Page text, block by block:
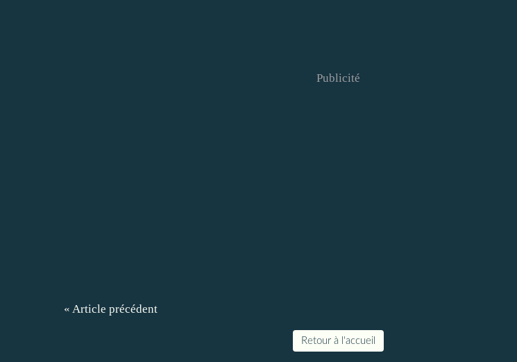
Publicité
« Article précédent
Retour à l'accueil